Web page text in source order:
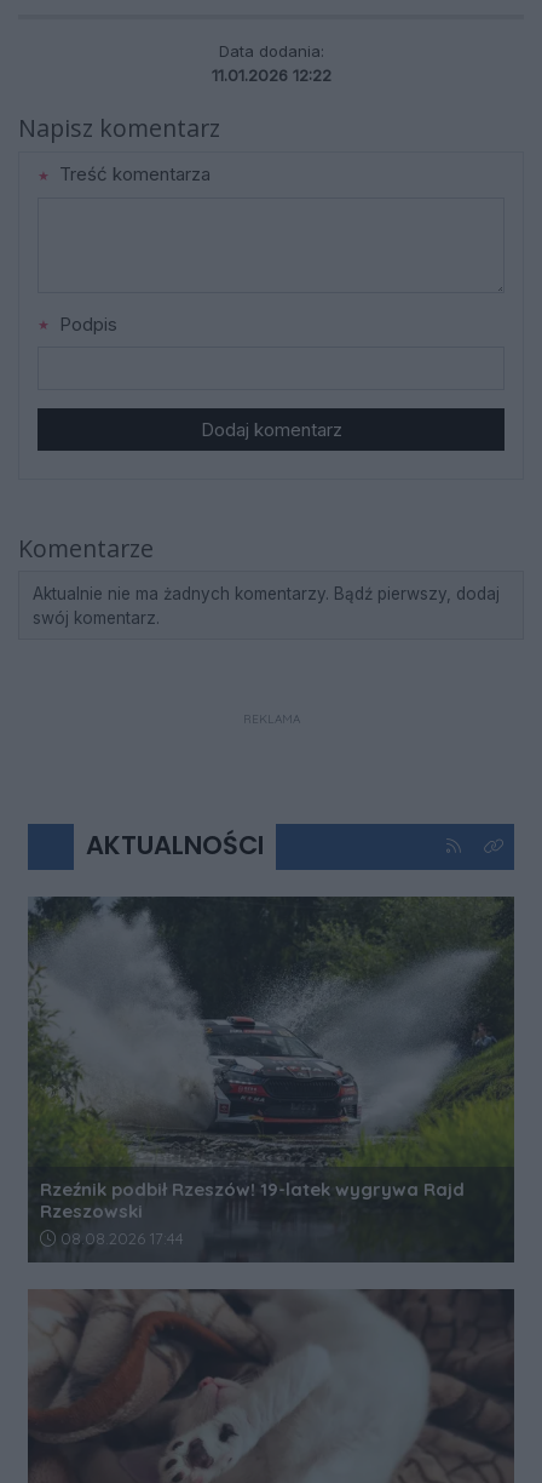
Data dodania:
11.01.2026 12:22
Napisz komentarz
Treść komentarza
Podpis
Dodaj komentarz
Komentarze
Aktualnie nie ma żadnych komentarzy. Bądź pierwszy, dodaj
swój komentarz.
REKLAMA
AKTUALNOŚCI Kliknij aby
Kliknij
Rzeźnik podbił Rzeszów! 19-latek wygrywa Rajd
Rzeszowski
Data dodania artykułu:
08.08.2026 17:44